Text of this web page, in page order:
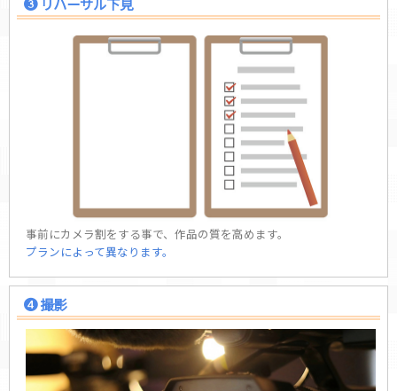
事前にカメラ割をする事で、作品の質を高めます。
プランによって異なります。
撮影